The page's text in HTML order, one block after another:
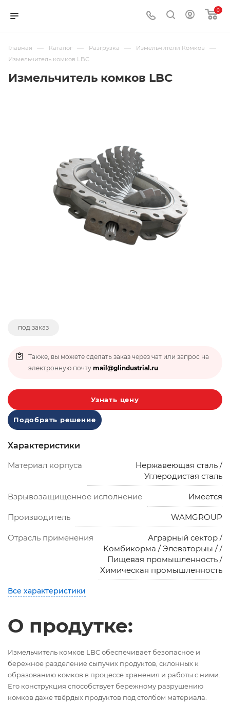
0
Главная — Каталог — Разгрузка — Измельчители Комков —
Измельчитель комков LBC
Измельчитель комков LBC
под заказ
Также, вы можете сделать заказ через чат или запрос на
электронную почту mail@glindustrial.ru
Узнать цену
Подобрать решение
Характеристики
Материал корпуса
Нержавеющая сталь /
Углеродистая сталь
Взрывозащищенное исполнение Имеется
Производитель WAMGROUP
Отрасль применения
Аграрный сектор /
Комбикорма / Элеваторыы / /
Пищевая промышленность /
Химическая промышленность
Все характеристики
О продутке:
Измельчитель комков LBC обеспечивает безопасное и
бережное разделение сыпучих продуктов, склонных к
образованию комков в процессе хранения и работы с ними.
Его конструкция способствует бережному разрушению
комков даже твёрдых продуктов под столбом материала.